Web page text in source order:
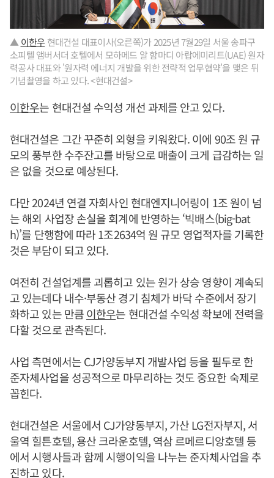
▲ 이한우 현대건설 대표이사(오른쪽)가 2025년 7월29일 서울 송파구
소피텔 앰버서더 호텔에서 모하메드 알 함마디 아랍에미리트(UAE) 원자
력공사 대표와 '원자력 에너지 개발을 위한 전략적 업무협약'을 맺은 뒤
기념촬영을 하고 있다. <현대건설>
이한우는 현대건설 수익성 개선 과제를 안고 있다.
현대건설은 그간 꾸준히 외형을 키워왔다. 이에 90조 원 규
모의 풍부한 수주잔고를 바탕으로 매출이 크게 급감하는 일
은 없을 것으로 예상된다.
다만 2024년 연결 자회사인 현대엔지니어링이 1조 원이 넘
는 해외 사업장 손실을 회계에 반영하는 ‘빅배스(big-bat
h)’를 단행함에 따라 1조2634억 원 규모 영업적자를 기록한
것은 부담이 되고 있다.
여전히 건설업계를 괴롭히고 있는 원가 상승 영향이 계속되
고 있는데다 내수·부동산 경기 침체가 바닥 수준에서 장기
화하고 있는 만큼이한우는 현대건설 수익성 확보에 전력을
다할 것으로 관측된다.
사업 측면에서는 CJ가양동부지 개발사업 등을 필두로 한
준자체사업을 성공적으로 마무리하는 것도 중요한 숙제로
꼽힌다.
현대건설은 서울에서 CJ가양동부지, 가산 LG전자부지, 서
울역 힐튼호텔, 용산 크라운호텔, 역삼 르메르디앙호텔 등
에서 시행사들과 함께 시행이익을 나누는 준자체사업을 추
진하고 있다.